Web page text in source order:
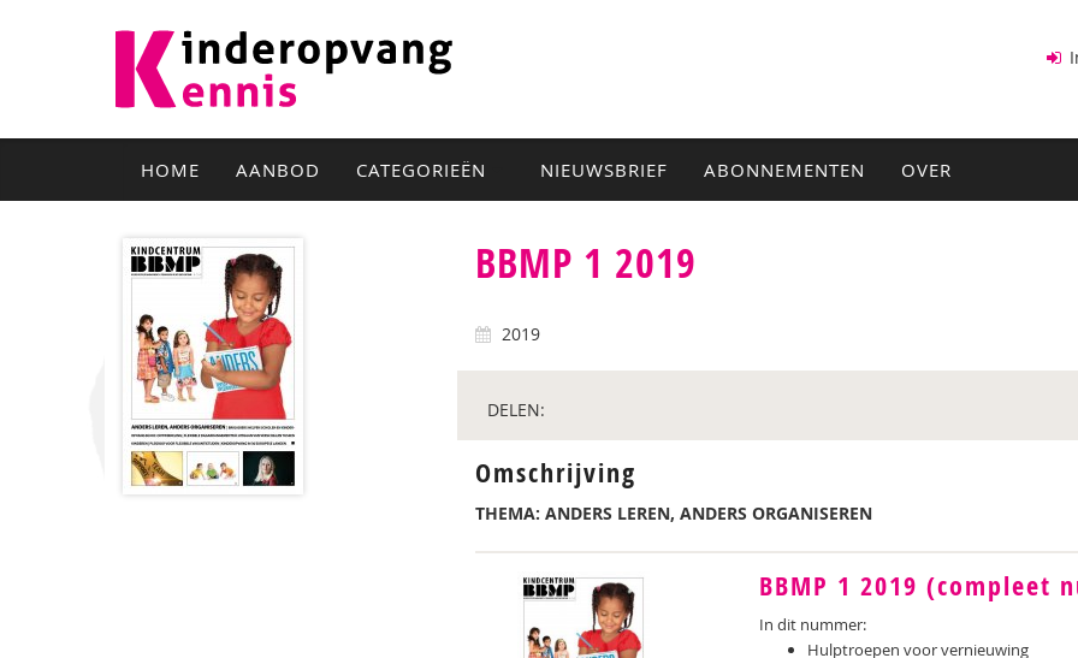
HOME AANBOD CATEGORIEËN NIEUWSBRIEF ABONNEMENTEN OVER
BBMP 1 2019
2019
DELEN:
Omschrijving
THEMA: ANDERS LEREN, ANDERS ORGANISEREN
BBMP 1 2019 (compleet
In dit nummer:
Hulptroepen voor vernieuwing